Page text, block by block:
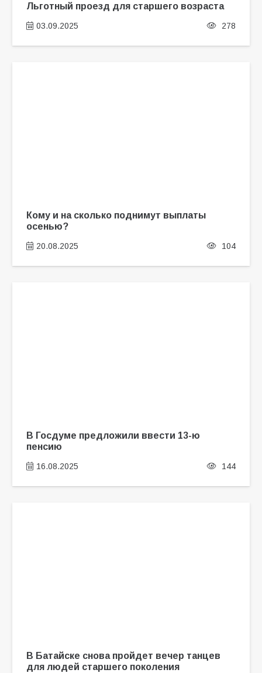
Льготный проезд для старшего возраста
03.09.2025 278
Кому и на сколько поднимут выплаты
осенью?
20.08.2025 104
В Госдуме предложили ввести 13-ю
пенсию
16.08.2025 144
В Батайске снова пройдет вечер танцев
для людей старшего поколения